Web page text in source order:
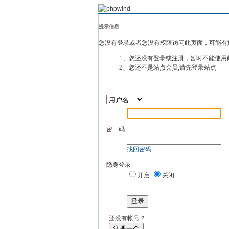
提示信息
您没有登录或者您没有权限访问此页面，可能有
1、您还没有登录或注册，暂时不能使用
2、您还不是站点会员,请先登录站点
密 码
找回密码
隐身登录
开启
关闭
登录
还没有帐号？